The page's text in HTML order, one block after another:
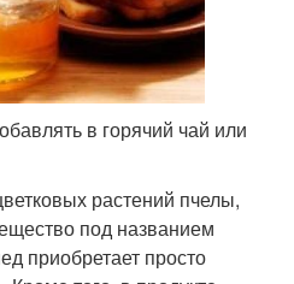
в горячий чай или
растений пчелы,
под названием
приобретает просто